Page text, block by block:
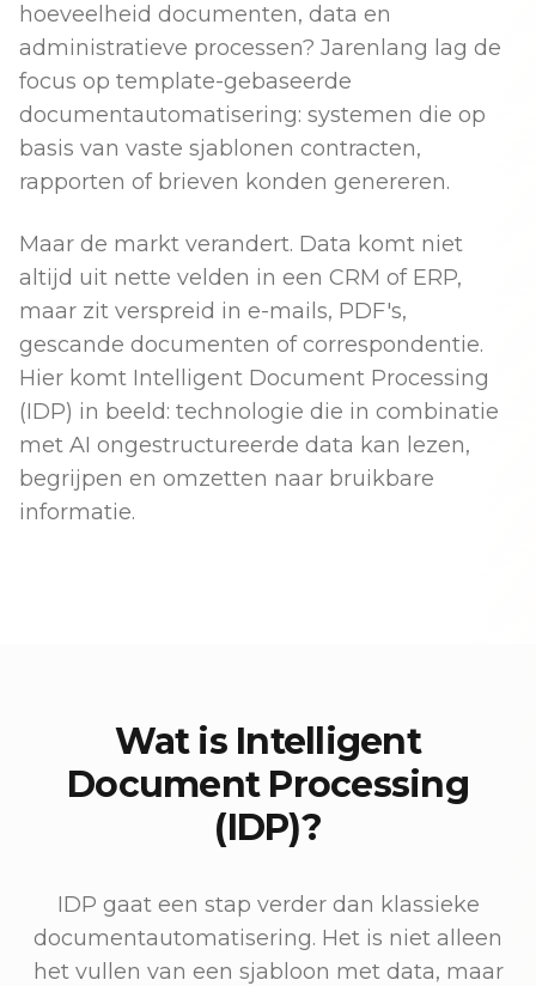
hoeveelheid documenten, data en
administratieve processen? Jarenlang lag de
focus op template-gebaseerde
documentautomatisering: systemen die op
basis van vaste sjablonen contracten,
rapporten of brieven konden genereren.
Maar de markt verandert. Data komt niet
altijd uit nette velden in een CRM of ERP,
maar zit verspreid in e-mails, PDF's,
gescande documenten of correspondentie.
Hier komt Intelligent Document Processing
(IDP) in beeld: technologie die in combinatie
met AI ongestructureerde data kan lezen,
begrijpen en omzetten naar bruikbare
informatie.
Wat is Intelligent
Document Processing
(IDP)?
IDP gaat een stap verder dan klassieke
documentautomatisering. Het is niet alleen
het vullen van een sjabloon met data, maar